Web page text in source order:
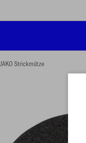
JAKO Strickmütze